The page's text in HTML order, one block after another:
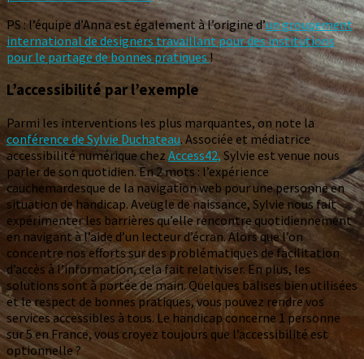
PS : l’équipe d’Anna est également à l’origine d’un groupement
international de designers travaillant pour des institutions
pour le partage de bonnes pratiques!
L’accessibilité par l’exemple
Parmi les interventions les plus marquantes, on note la
conférence de Sylvie Duchateau. Associée et médiatrice
accessibilité numérique chez Access42, Sylvie est venue nous
parler de son quotidien. En 2 mots : l’expérience
cauchemardesque de la navigation web pour une personne en
situation de handicap. Aveugle de naissance, Sylvie nous fait
expérimenter les barrières qu’elle rencontre quotidiennement
en navigant à l’aide d’un lecteur d’écran. Alors que l’on
concentre nos efforts sur des problématiques de facilitation
d’accès à l’information, cela fait relativiser. En plus, les
solutions sont à portée de main. Quelques balises bien utilisées
et le respect de bonnes pratiques, vous pouvez rendre vos
services accessibles à tous. Le handicap concerne 1 personne
sur 5 en France, vous croyez toujours que l’accessibilité est
optionnelle ?